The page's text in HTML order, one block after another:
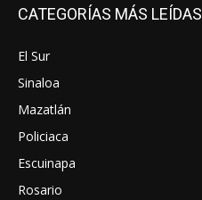
CATEGORÍAS MÁS LEÍDAS
El Sur
Sinaloa
Mazatlán
Policiaca
Escuinapa
Rosario